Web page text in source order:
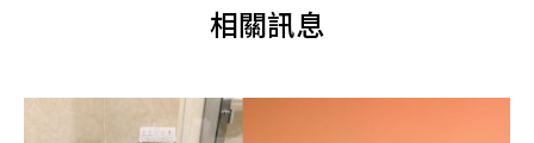
相關訊息